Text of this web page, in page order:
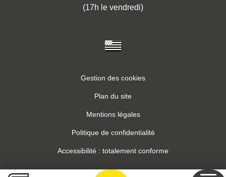
(17h le vendredi)
Gestion des cookies
Plan du site
Mentions légales
Politique de confidentialité
Accessibilité : totalement conforme